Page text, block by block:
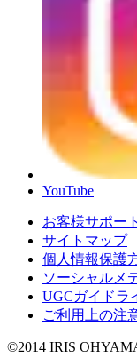
YouTube
お客様サポー
サイトマップ
個人情報保護
ソーシャルメ
UGCガイドラ
ご利用上の注
©2014 IRIS